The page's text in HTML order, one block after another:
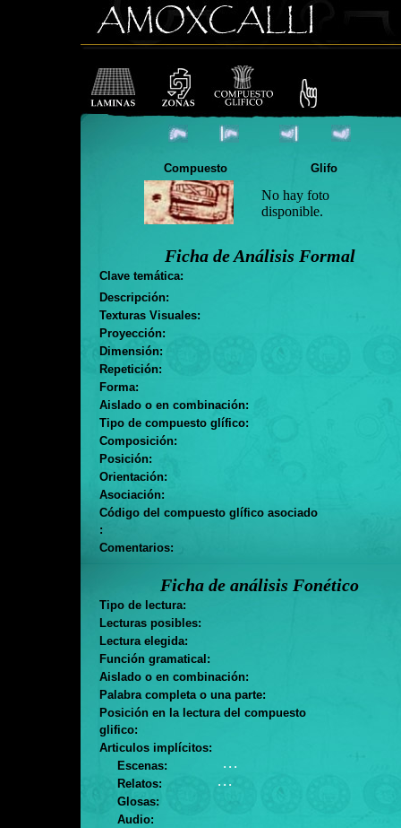
Compuesto Glifo
No hay foto
disponible.
Ficha de Análisis Formal
Clave temática:
Descripción:
Texturas Visuales:
Proyección:
Dimensión:
Repetición:
Forma:
Aislado o en combinación:
Tipo de compuesto glífico:
Composición:
Posición:
Orientación:
Asociación:
Código del compuesto glífico asociado
:
Comentarios:
Ficha de análisis Fonético
Tipo de lectura:
Lecturas posibles:
Lectura elegida:
Función gramatical:
Aislado o en combinación:
Palabra completa o una parte:
Posición en la lectura del compuesto
glifico:
Articulos implícitos:
Escenas:
. . .
Relatos:
. . .
Glosas:
Audio: